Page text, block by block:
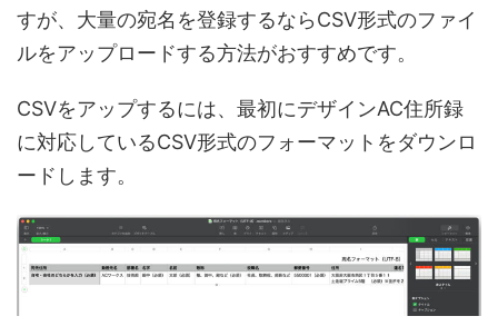
すが、大量の宛名を登録するならCSV形式のファイ
ルをアップロードする方法がおすすめです。
CSVをアップするには、最初にデザインAC住所録
に対応しているCSV形式のフォーマットをダウンロ
ードします。